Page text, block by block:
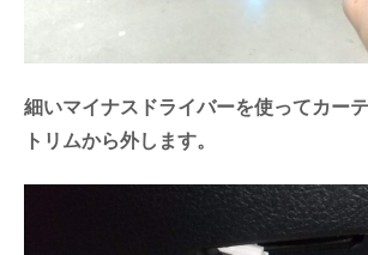
細いマイナスドライバーを使ってカー
トリムから外します。